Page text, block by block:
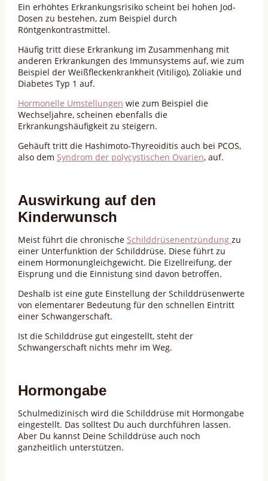
Ein erhöhtes Erkrankungsrisiko scheint bei hohen Jod-
Dosen zu bestehen, zum Beispiel durch
Röntgenkontrastmittel.
Häufig tritt diese Erkrankung im Zusammenhang mit
anderen Erkrankungen des Immunsystems auf, wie zum
Beispiel der Weißfleckenkrankheit (Vitiligo), Zöliakie und
Diabetes Typ 1 auf.
Hormonelle Umstellungen wie zum Beispiel die
Wechseljahre, scheinen ebenfalls die
Erkrankungshäufigkeit zu steigern.
Gehäuft tritt die Hashimoto-Thyreoiditis auch bei PCOS,
also dem Syndrom der polycystischen Ovarien, auf.
Auswirkung auf den
Kinderwunsch
Meist führt die chronische Schilddrüsenentzündung zu
einer Unterfunktion der Schilddrüse. Diese führt zu
einem Hormonungleichgewicht. Die Eizellreifung, der
Eisprung und die Einnistung sind davon betroffen.
Deshalb ist eine gute Einstellung der Schilddrüsenwerte
von elementarer Bedeutung für den schnellen Eintritt
einer Schwangerschaft.
Ist die Schilddrüse gut eingestellt, steht der
Schwangerschaft nichts mehr im Weg.
Hormongabe
Schulmedizinisch wird die Schilddrüse mit Hormongabe
eingestellt. Das solltest Du auch durchführen lassen.
Aber Du kannst Deine Schilddrüse auch noch
ganzheitlich unterstützen.